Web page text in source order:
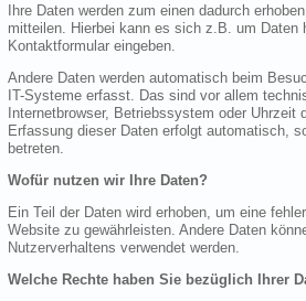
Ihre Daten werden zum einen dadurch
mitteilen. Hierbei kann es sich z.B. um Daten
Kontaktformular eingeben.
Andere Daten werden automatisch beim
IT-Systeme erfasst. Das sind vor allem
Internetbrowser, Betriebssystem oder Uhrzeit
Erfassung dieser Daten erfolgt automatisch,
betreten.
Wofür nutzen wir Ihre Daten?
Ein Teil der Daten wird erhoben, um eine
Website zu gewährleisten. Andere Daten
Nutzerverhaltens verwendet werden.
Welche Rechte haben Sie bezüglich Ihrer